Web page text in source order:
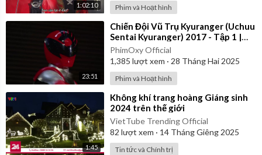
1:02:10 Phim và Hoạt hình
23:51
⁣Chiến Đội Vũ Trụ Kyuranger (Uchuu
Sentai Kyuranger) 2017 - Tập 1 |
Thuyết Minh
PhimOxy Official
1,385 lượt xem · 28 Tháng Hai 2025
Phim và Hoạt hình
1:45
⁣Không khí trang hoàng Giáng sinh
2024 trên thế giới
VietTube Trending Official
82 lượt xem · 14 Tháng Giêng 2025
Tin tức và Chính trị